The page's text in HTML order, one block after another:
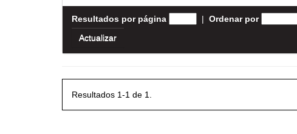
Resultados por página | Ordenar por
Resultados 1-1 de 1.